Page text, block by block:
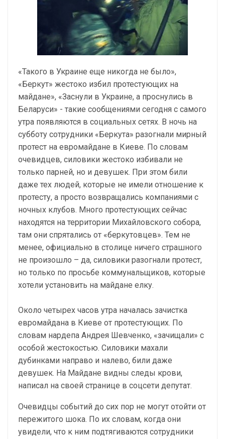
«Такого в Украине еще никогда не было»,
«Беркут» жестоко избил протестующих на
майдане», «Заснули в Украине, а проснулись в
Беларуси» - такие сообщениями сегодня с самого
утра появляются в социальных сетях. В ночь на
субботу сотрудники «Беркута» разогнали мирный
протест на евромайдане в Киеве. По словам
очевидцев, силовики жестоко избивали не
только парней, но и девушек. При этом били
даже тех людей, которые не имели отношение к
протесту, а просто возвращались компаниями с
ночных клубов. Много протестующих сейчас
находятся на территории Михайловского собора,
там они спрятались от «беркутовцев». Тем не
менее, официально в столице ничего страшного
не произошло – да, силовики разогнали протест,
но только по просьбе коммунальщиков, которые
хотели установить на майдане елку.
Около четырех часов утра началась зачистка
евромайдана в Киеве от протестующих. По
словам нардепа Андрея Шевченко, «зачищали» с
особой жестокостью. Силовики махали
дубинками направо и налево, били даже
девушек. На Майдане видны следы крови,
написал на своей странице в соцсети депутат.
Очевидцы событий до сих пор не могут отойти от
пережитого шока. По их словам, когда они
увидели, что к ним подтягиваются сотрудники